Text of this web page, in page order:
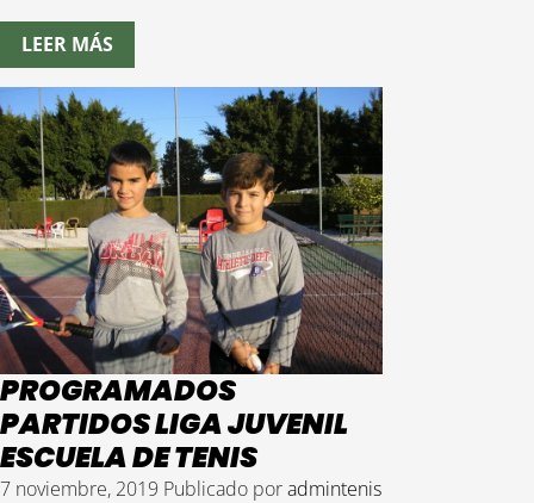
LEER MÁS
PROGRAMADOS
PARTIDOS LIGA JUVENIL
ESCUELA DE TENIS
7 noviembre, 2019 Publicado poradmintenis